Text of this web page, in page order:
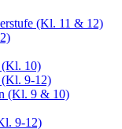
(Kl. 11 & 12)
(Kl. 10)
(Kl. 9-12)
(Kl. 9 & 10)
9-12)